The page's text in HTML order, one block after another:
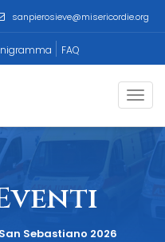
sanpierosieve@misericordie.org
FAQ
San Sebastiano 2026